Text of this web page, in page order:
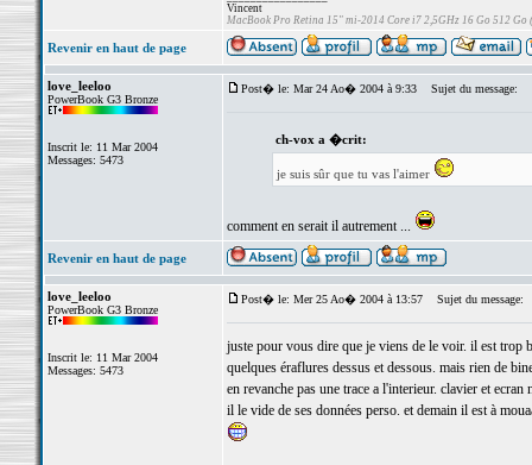
Vincent
MacBook Pro Retina 15" mi-2014 Core i7 2,5GHz 16 Go 512 Go
Revenir en haut de page
love_leeloo
PowerBook G3 Bronze
Inscrit le: 11 Mar 2004
Messages: 5473
Post� le: Mar 24 Ao� 2004 à 9:33 Sujet du message:
ch-vox a �crit:
je suis sûr que tu vas l'aimer
comment en serait il autrement ...
Revenir en haut de page
love_leeloo
PowerBook G3 Bronze
Inscrit le: 11 Mar 2004
Messages: 5473
Post� le: Mer 25 Ao� 2004 à 13:57 Sujet du message:
juste pour vous dire que je viens de le voir. il est trop
quelques éraflures dessus et dessous. mais rien de
en revanche pas une trace a l'interieur. clavier et ecran
il le vide de ses données perso. et demain il est à